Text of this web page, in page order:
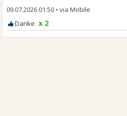
09.07.2026 01:50 •
x 2